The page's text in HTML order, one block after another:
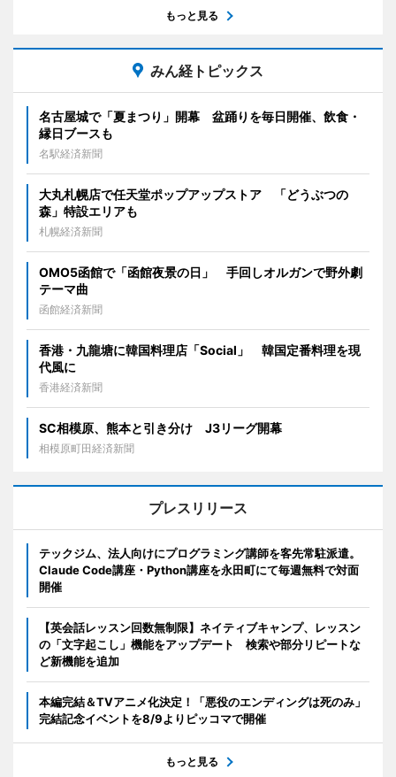
もっと見る
みん経トピックス
名古屋城で「夏まつり」開幕 盆踊りを毎日開催、飲食・
縁日ブースも
名駅経済新聞
大丸札幌店で任天堂ポップアップストア 「どうぶつの
森」特設エリアも
札幌経済新聞
OMO5函館で「函館夜景の日」 手回しオルガンで野外劇
テーマ曲
函館経済新聞
香港・九龍塘に韓国料理店「Social」 韓国定番料理を現
代風に
香港経済新聞
SC相模原、熊本と引き分け J3リーグ開幕
相模原町田経済新聞
プレスリリース
テックジム、法人向けにプログラミング講師を客先常駐派遣。
Claude Code講座・Python講座を永田町にて毎週無料で対面
開催
【英会話レッスン回数無制限】ネイティブキャンプ、レッスン
の「文字起こし」機能をアップデート 検索や部分リピートな
ど新機能を追加
本編完結＆TVアニメ化決定！「悪役のエンディングは死のみ」
完結記念イベントを8/9よりピッコマで開催
もっと見る